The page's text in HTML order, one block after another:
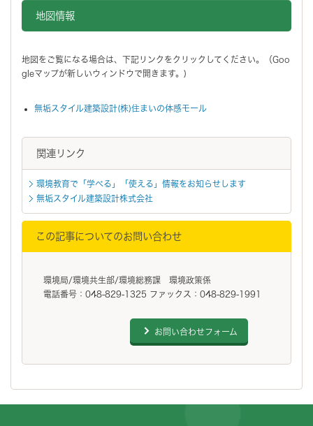
地図情報
地図をご覧になる場合は、下記リンクをクリックしてください。（Goo
gleマップが新しいウィンドウで開きます。)
無垢スタイル建築設計(株)住まいの体感モール
関連リンク
環境教育で「学べる」「使える」情報をお知らせします
無垢スタイル建築設計株式会社
この記事についてのお問い合わせ
環境局/環境共生部/環境総務課 環境政策係
電話番号：048-829-1325 ファックス：048-829-1991
お問い合わせフォーム